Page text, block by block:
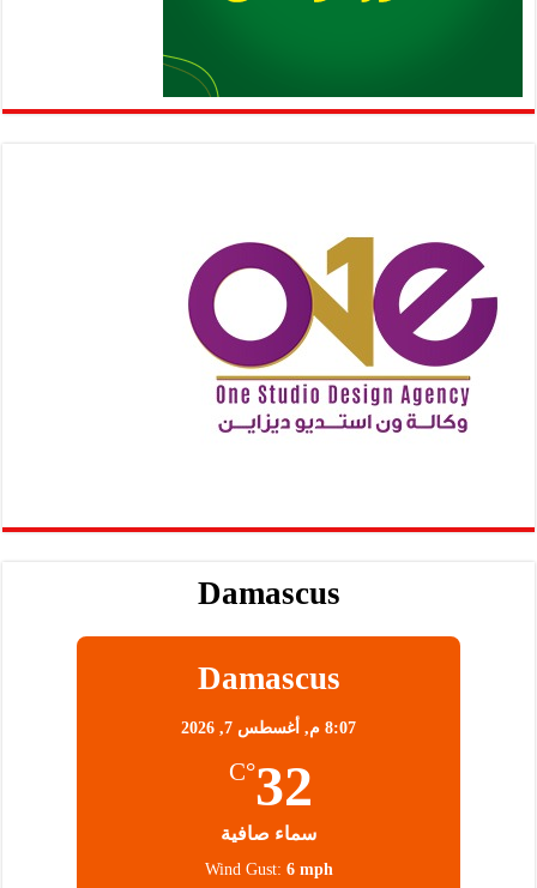
Damascus
Damascus
8:07 م, أغسطس 7, 2026
32
°C
سماء صافية
Wind Gust: 6 mph